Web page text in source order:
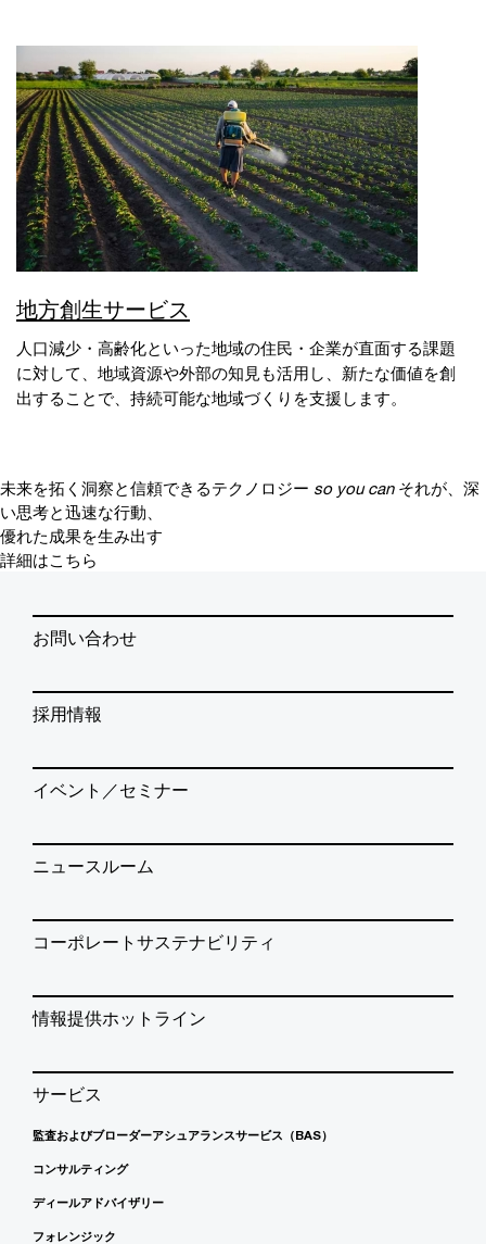
地方創生サービス
人口減少・高齢化といった地域の住民・企業が直面する課題
に対して、地域資源や外部の知見も活用し、新たな価値を創
出することで、持続可能な地域づくりを支援します。
未来を拓く洞察と信頼できるテクノロジー so you can それが、深
い思考と迅速な行動、
優れた成果を生み出す
詳細はこちら
お問い合わせ
採用情報
イベント／セミナー
ニュースルーム
コーポレートサステナビリティ
情報提供ホットライン
サービス
監査およびブローダーアシュアランスサービス（BAS）
コンサルティング
ディールアドバイザリー
フォレンジック